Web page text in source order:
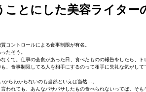
とにした美容ライター
コントロールによる食事制限が有名。
たそう。
くて。仕事の会食があった日、食べたものの報告をしたら、ト
、食事制限してる人を相手にするのって相手に失礼な気がして
からわからないのも当然といえば当然…。
われても、あんなパサパサしたもの食べられないってば。そも